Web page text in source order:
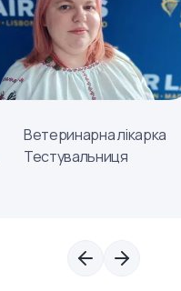
Ветеринарна лікарка
Тестувальниця